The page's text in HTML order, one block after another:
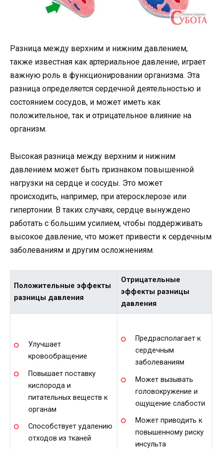
Разница между верхним и нижним давлением,
также известная как артериальное давление, играет
важную роль в функционировании организма. Эта
разница определяется сердечной деятельностью и
состоянием сосудов, и может иметь как
положительное, так и отрицательное влияние на
организм.
Высокая разница между верхним и нижним
давлением может быть признаком повышенной
нагрузки на сердце и сосуды. Это может
происходить, например, при атеросклерозе или
гипертонии. В таких случаях, сердце вынуждено
работать с большим усилием, чтобы поддерживать
высокое давление, что может привести к сердечным
заболеваниям и другим осложнениям.
Положительные эффекты
разницы давления
Отрицательные
эффекты разницы
давления
Улучшает
кровообращение
Повышает поставку
кислорода и
питательных веществ к
органам
Способствует удалению
отходов из тканей
Предрасполагает к
сердечным
заболеваниям
Может вызывать
головокружение и
ощущение слабости
Может приводить к
повышенному риску
инсульта